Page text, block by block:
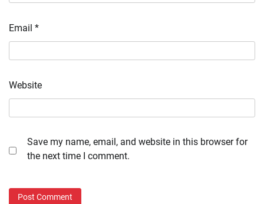
Email *
Website
Save my name, email, and website in this browser for
the next time I comment.